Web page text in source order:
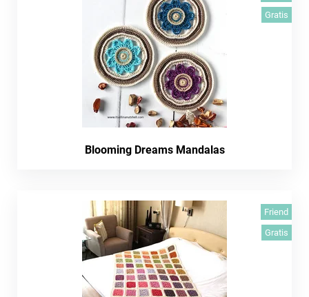
Gratis
Blooming Dreams Mandalas
Friend
Gratis